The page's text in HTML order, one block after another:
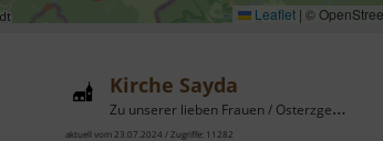
Leaflet | ©
Kirche Sayda
Zu unserer lieben Frauen / Osterzgebirge
aktuell vom 23.07.2024 / Zugriffe: 11282